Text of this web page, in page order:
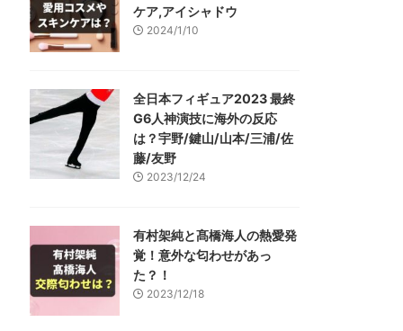
ケア,アイシャドウ
2024/1/10
全日本フィギュア2023 最終
G6人神演技に海外の反応
は？宇野/鍵山/山本/三浦/佐
藤/友野
2023/12/24
有村架純と髙橋海人の熱愛発
覚！意外な匂わせがあっ
た？！
2023/12/18